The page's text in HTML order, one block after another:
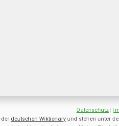
Datenschutz |
der deutschen Wiktionaryund stehen unter